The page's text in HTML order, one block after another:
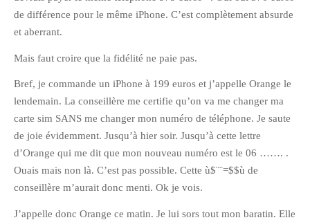
juin 2009
avril 2009
mars 2009
février 2009
janvier 2009
novembre 2008
octobre 2008
de différence pour le même iPhone. C’est complètement absurde
et aberrant.
Mais faut croire que la fidélité ne paie pas.
Bref, je commande un iPhone à 199 euros et j’appelle Orange le
lendemain. La conseillère me certifie qu’on va me changer ma
carte sim SANS me changer mon numéro de téléphone. Je saute
de joie évidemment. Jusqu’à hier soir. Jusqu’à cette lettre
d’Orange qui me dit que mon nouveau numéro est le 06 ……. .
Ouais mais non là. C’est pas possible. Cette ù$¨¨=$$ù de
conseillère m’aurait donc menti. Ok je vois.
J’appelle donc Orange ce matin. Je lui sors tout mon baratin. Elle